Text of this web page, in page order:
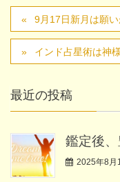
9月17日新月は願
インド占星術は神
最近の投稿
鑑定後
2025年8月